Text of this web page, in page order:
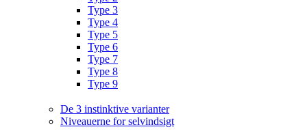
Type 3
Type 4
Type 5
Type 6
Type 7
Type 8
Type 9
De 3 instinktive varianter
Niveauerne for selvindsigt